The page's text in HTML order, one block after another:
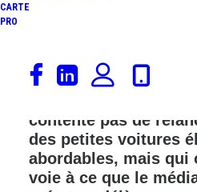
CARTE
PRO
Stellantis vient de
séisme industriel en
contente pas de
des petites voitures
abordables, mais qui
voie à ce que le